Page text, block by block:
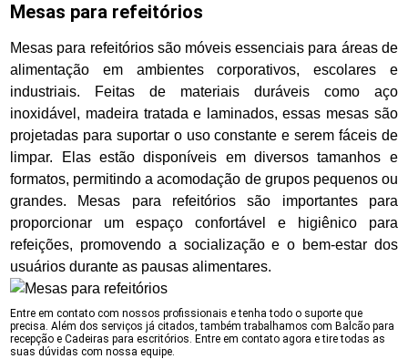
Mesas para refeitórios
Mesas para refeitórios são móveis essenciais para áreas de
alimentação em ambientes corporativos, escolares e
industriais. Feitas de materiais duráveis como aço
inoxidável, madeira tratada e laminados, essas mesas são
projetadas para suportar o uso constante e serem fáceis de
limpar. Elas estão disponíveis em diversos tamanhos e
formatos, permitindo a acomodação de grupos pequenos ou
grandes. Mesas para refeitórios são importantes para
proporcionar um espaço confortável e higiênico para
refeições, promovendo a socialização e o bem-estar dos
usuários durante as pausas alimentares.
Entre em contato com nossos profissionais e tenha todo o suporte que
precisa. Além dos serviços já citados, também trabalhamos com Balcão para
recepção e Cadeiras para escritórios. Entre em contato agora e tire todas as
suas dúvidas com nossa equipe.